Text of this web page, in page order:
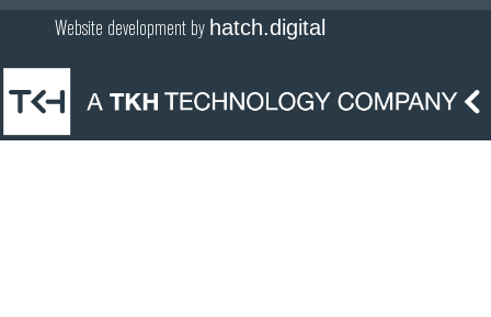
Website development by hatch.digital